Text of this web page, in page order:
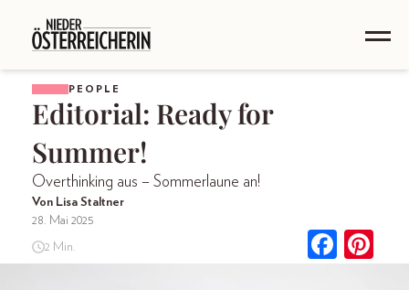
PEOPLE
Editorial: Ready for
Summer!
Overthinking aus – Sommerlaune an!
Von Lisa Staltner
28. Mai 2025
2 Min.